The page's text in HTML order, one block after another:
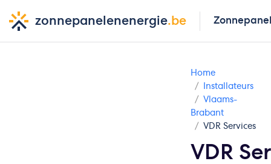
zonnepanelenenergie.be
Home
Installateurs
Vlaams-
Brabant
VDR Services
VDR